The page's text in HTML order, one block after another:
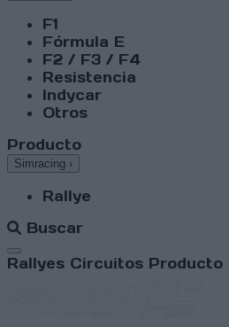
F1
Fórmula E
F2 / F3 / F4
Resistencia
Indycar
Otros
Producto
Simracing ›
Rallye
Buscar
Abrir menú
Rallyes Circuitos Producto